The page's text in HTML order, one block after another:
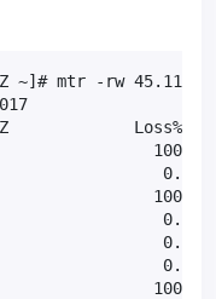
~]# mtr -rw
Loss%
100.0
0.0%
100.0
0.0%
0.0%
0.0%
100.0